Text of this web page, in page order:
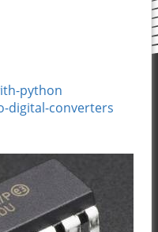
python
digital-converters